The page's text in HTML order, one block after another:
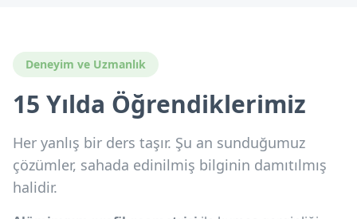
Deneyim ve Uzmanlık
15 Yılda Öğrendiklerimiz
Her yanlış bir ders taşır. Şu an sunduğumuz
çözümler, sahada edinilmiş bilginin damıtılmış
halidir.